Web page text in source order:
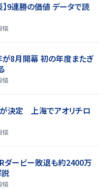
9連勝の価値 データで読
稿
が8月開幕 初の年度またぎ
稿
が決定 上海でアオリチロ
稿
ダービー敗退も約2400万
稿